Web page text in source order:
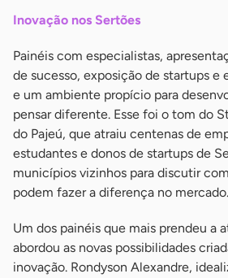
Inovação nos Sertões
Painéis com especialistas,
de sucesso, exposição de startups e
e um ambiente propício para
pensar diferente. Esse foi o tom do
do Pajeú, que atraiu centenas de
estudantes e donos de startups de
municípios vizinhos para discutir
podem fazer a diferença no mercado.
Um dos painéis que mais prendeu a
abordou as novas possibilidades
inovação. Rondyson Alexandre,